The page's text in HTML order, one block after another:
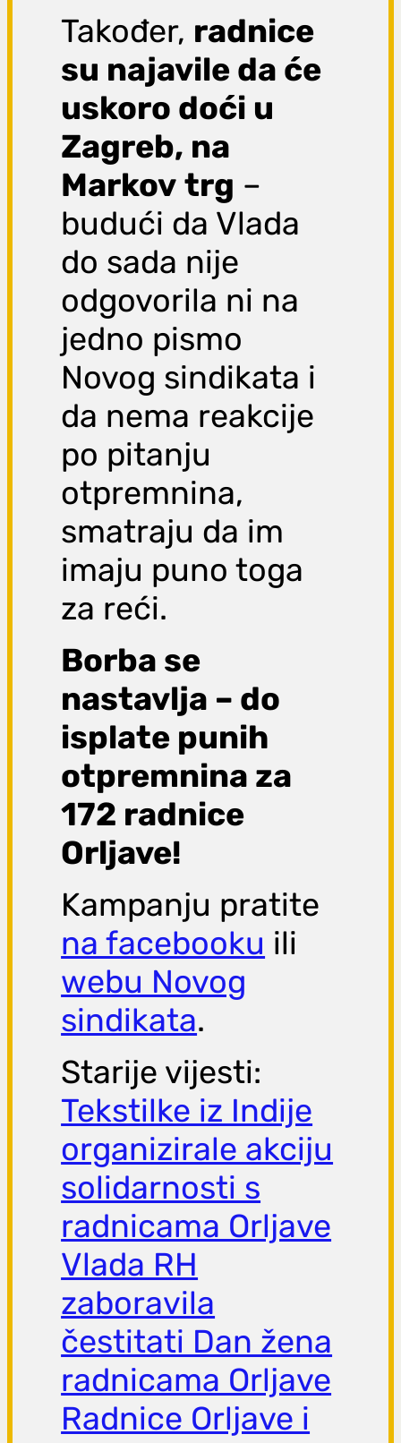
Također, radnice
su najavile da će
uskoro doći u
Zagreb, na
Markov trg –
budući da Vlada
do sada nije
odgovorila ni na
jedno pismo
Novog sindikata i
da nema reakcije
po pitanju
otpremnina,
smatraju da im
imaju puno toga
za reći.
Borba se
nastavlja – do
isplate punih
otpremnina za
172 radnice
Orljave!
Kampanju pratite
na facebooku ili
webu Novog
sindikata.
Starije vijesti:
Tekstilke iz Indije
organizirale akciju
solidarnosti s
radnicama Orljave
Vlada RH
zaboravila
čestitati Dan žena
radnicama Orljave
Radnice Orljave i